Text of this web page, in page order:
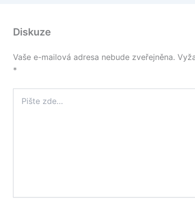
Diskuze
Vaše e-mailová adresa nebude zveřejněna.
*
zde…